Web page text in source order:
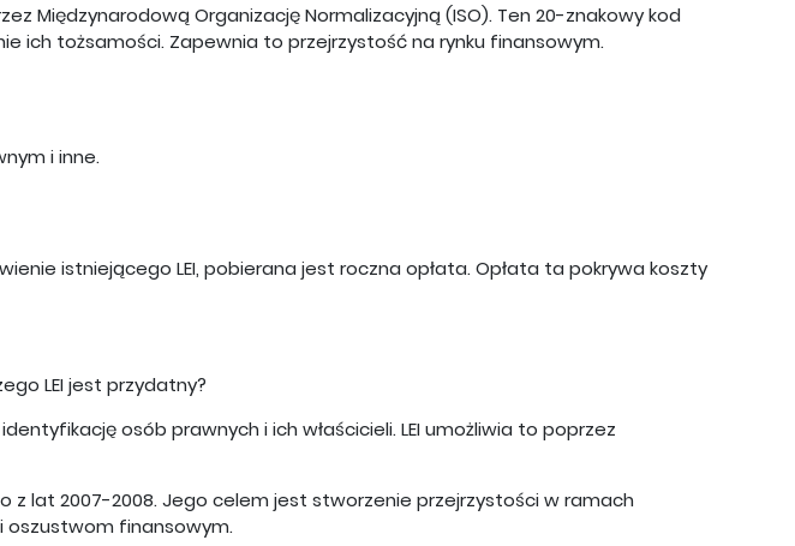
Międzynarodową Organizację Normalizacyjną (ISO). Ten 20-znakowy kod
ich tożsamości. Zapewnia to przejrzystość na rynku finansowym.
i inne.
istniejącego LEI, pobierana jest roczna opłata. Opłata ta pokrywa koszty
LEI jest przydatny?
osób prawnych i ich właścicieli. LEI umożliwia to poprzez
z lat 2007-2008. Jego celem jest stworzenie przejrzystości w ramach
oszustwom finansowym.